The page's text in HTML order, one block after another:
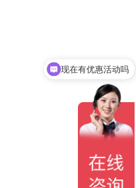
现在有优惠活动吗